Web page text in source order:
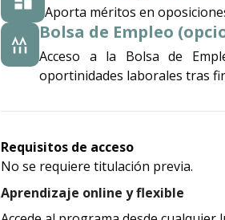
Aporta méritos en
Bolsa de Empleo
Acceso a la Bolsa de
oportinidades laborales tras
Requisitos de acceso
No se requiere titulación previa.
Aprendizaje online y flexible